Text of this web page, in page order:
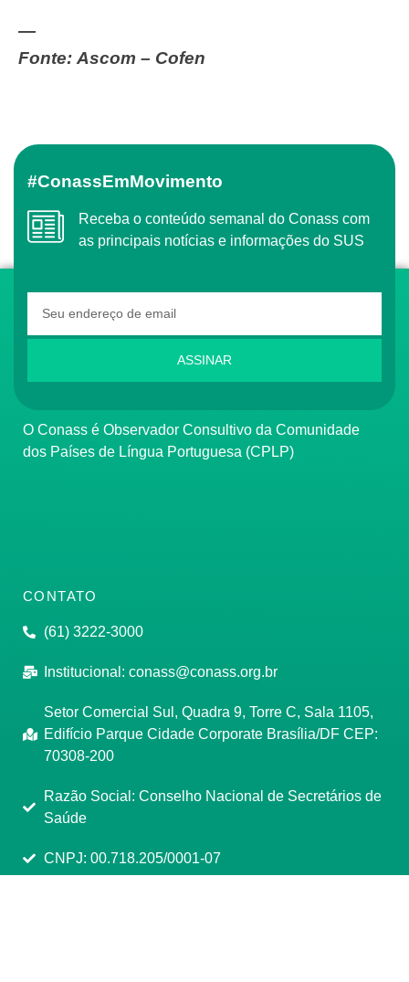
—
Fonte: Ascom – Cofen
#ConassEmMovimento
Receba o conteúdo semanal do Conass com
as principais notícias e informações do SUS
ASSINAR
O Conass é Observador Consultivo da Comunidade
dos Países de Língua Portuguesa (CPLP)
CONTATO
(61) 3222-3000
Institucional: conass@conass.org.br
Setor Comercial Sul, Quadra 9, Torre C, Sala 1105,
Edifício Parque Cidade Corporate Brasília/DF CEP:
70308-200
Razão Social: Conselho Nacional de Secretários de
Saúde
CNPJ: 00.718.205/0001-07